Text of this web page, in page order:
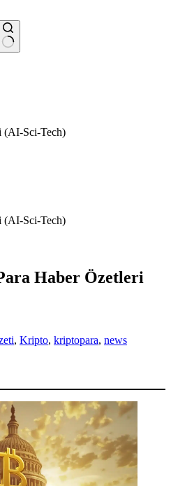
(AI-Sci-Tech)
(AI-Sci-Tech)
Haber Özetleri
, Kripto, kriptopara, news